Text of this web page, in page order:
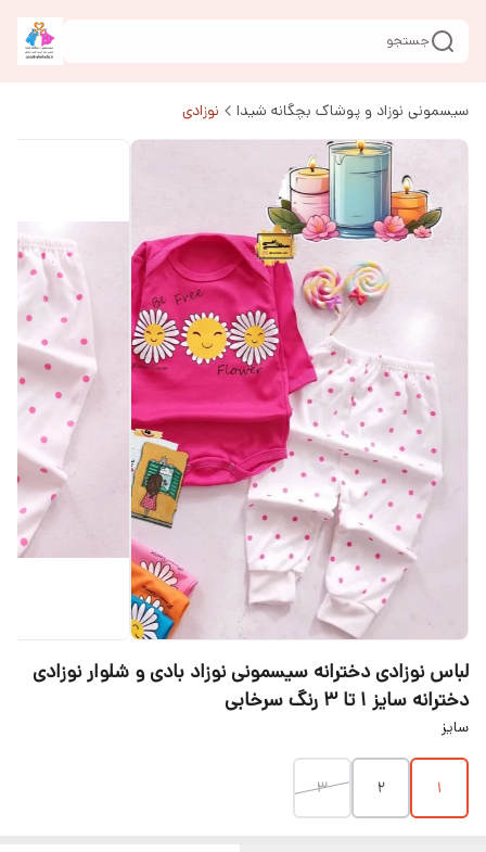
جستجو
سیسمونی نوزاد و پوشاک بچگانه شیدا نوزادی
لباس نوزادی دخترانه سیسمونی نوزاد بادی و شلوار نوزادی
دخترانه سایز ۱ تا ۳ رنگ سرخابی
سایز
۱ ۲ ۳